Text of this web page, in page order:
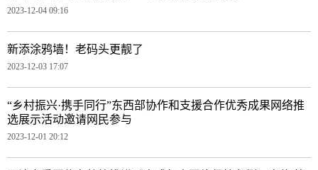
2023-12-04 09:16
新添涂鸦墙！老码头更靓了
2023-12-03 17:07
“乡村振兴·携手同行”东西部协作和支援合作优秀成果网络推
选展示活动邀请网民参与
2023-12-01 20:12